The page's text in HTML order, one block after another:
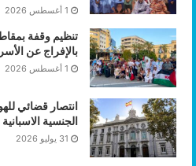
1 أغسطس 2026
تنظيم وقفة
بالإفراج عن
1 أغسطس 2026
انتصار قضائي
الجنسية الاسبانية
31 يوليو 2026